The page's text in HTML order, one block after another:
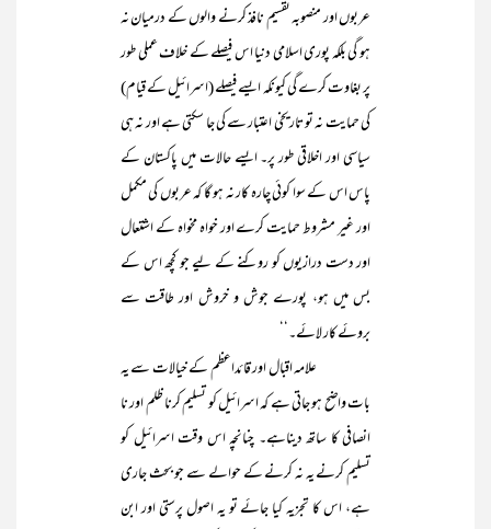
عربوں اور منصوبہ تقسیم نافذ کرنے والوں کے درمیان نہ
ہو گی بلکہ پوری اسلامی دنیا اس فیصلے کے خلاف عملی طور
پر بغاوت کرے گی کیونکہ ایسے فیصلے (اسرائیل کے قیام)
کی حمایت نہ تو تاریخی اعتبار سے کی جا سکتی ہے اور نہ ہی
سیاسی اور اخلاقی طور پر۔ ایسے حالات میں پاکستان کے
پاس اس کے سوا کوئی چارہ کار نہ ہو گا کہ عربوں کی مکمل
اور غیر مشروط حمایت کرے اور خواہ مخواہ کے اشتعال
اور دست درازیوں کو روکنے کے لیے جو کچھ اس کے
بس میں ہو، پورے جوش و خروش اور طاقت سے
بروئے کار لائے۔‘‘
علامہ اقبال اور قائداعظم کے خیالات سے یہ
بات واضح ہو جاتی ہے کہ اسرائیل کو تسلیم کرنا ظلم اور نا
انصافی کا ساتھ دیناہے۔ چنانچہ اس وقت اسرائیل کو
تسلیم کرنے یہ نہ کرنے کے حوالے سے جو بحث جاری
ہے، اس کا تجزیہ کیا جائے تو یہ اصول پرستی اور ابن